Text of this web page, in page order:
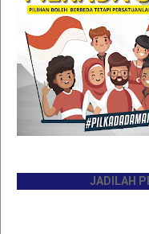
JADILAH